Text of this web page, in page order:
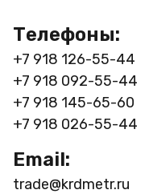
Телефоны:
+7 918 126-55-44
+7 918 092-55-44
+7 918 145-65-60
+7 918 026-55-44
Email:
trade@krdmetr.ru